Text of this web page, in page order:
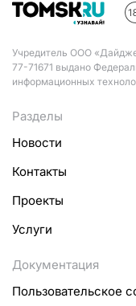
Учредитель ООО
77-71671 выдано
информационных
Разделы
Новости
Контакты
Проекты
Услуги
Документация
Пользовательское